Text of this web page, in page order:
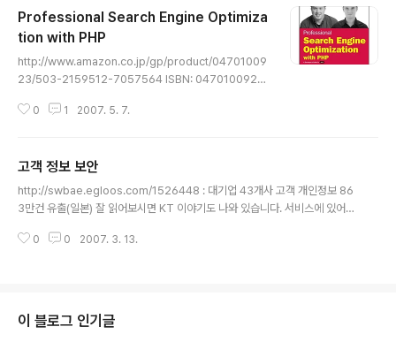
Professional Search Engine Optimiza
tion with PHP
http://www.amazon.co.jp/gp/product/04701009
23/503-2159512-7057564 ISBN: 0470100923
ch and Cristian Darie 무려 한달만에 도착한 책, 아니
책이다. 아침에 와서 이제 챕터 1 정도 가벼운 마음으로 본
상태에서의 Review. 지속적으로 SEO(Search Engine
Optimization)를 해 온 사람이면 별 필요없는 가이드 북
가지 이상 되는 사람이 그래도 SEO를 고려해야 ..
0 1 2007. 5. 7.
고객 정보 보안
http://swbae.egloos.com/1526448 : 대기업 43개사 고객 개인정보 86
3만건 유출(일본) 잘 읽어보시면 KT 이야기도 나와 있습니다. 서비스에 있어서
기업의 의무라고 까지 할 수 있겠습니다만 정작 그 정보의 보호는 별로 신경을
는 것이, 잘 하기 위해서 뿐만이 아니라 처음부터 개념탑재조차도 보안 전문가
가 개발 초기부터 참가하지 않으면 절대 안되는 겁니다. 헌데 프로그래머 구..
0 0 2007. 3. 13.
이 블로그 인기글